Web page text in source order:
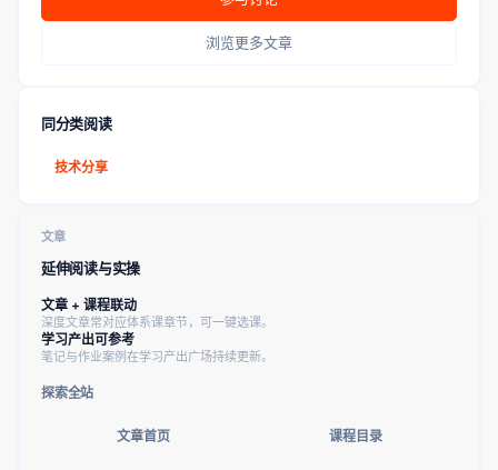
浏览更多文章
同分类阅读
技术分享
文章
延伸阅读与实操
文章 + 课程联动
深度文章常对应体系课章节，可一键选课。
学习产出可参考
笔记与作业案例在学习产出广场持续更新。
探索全站
文章首页 课程目录